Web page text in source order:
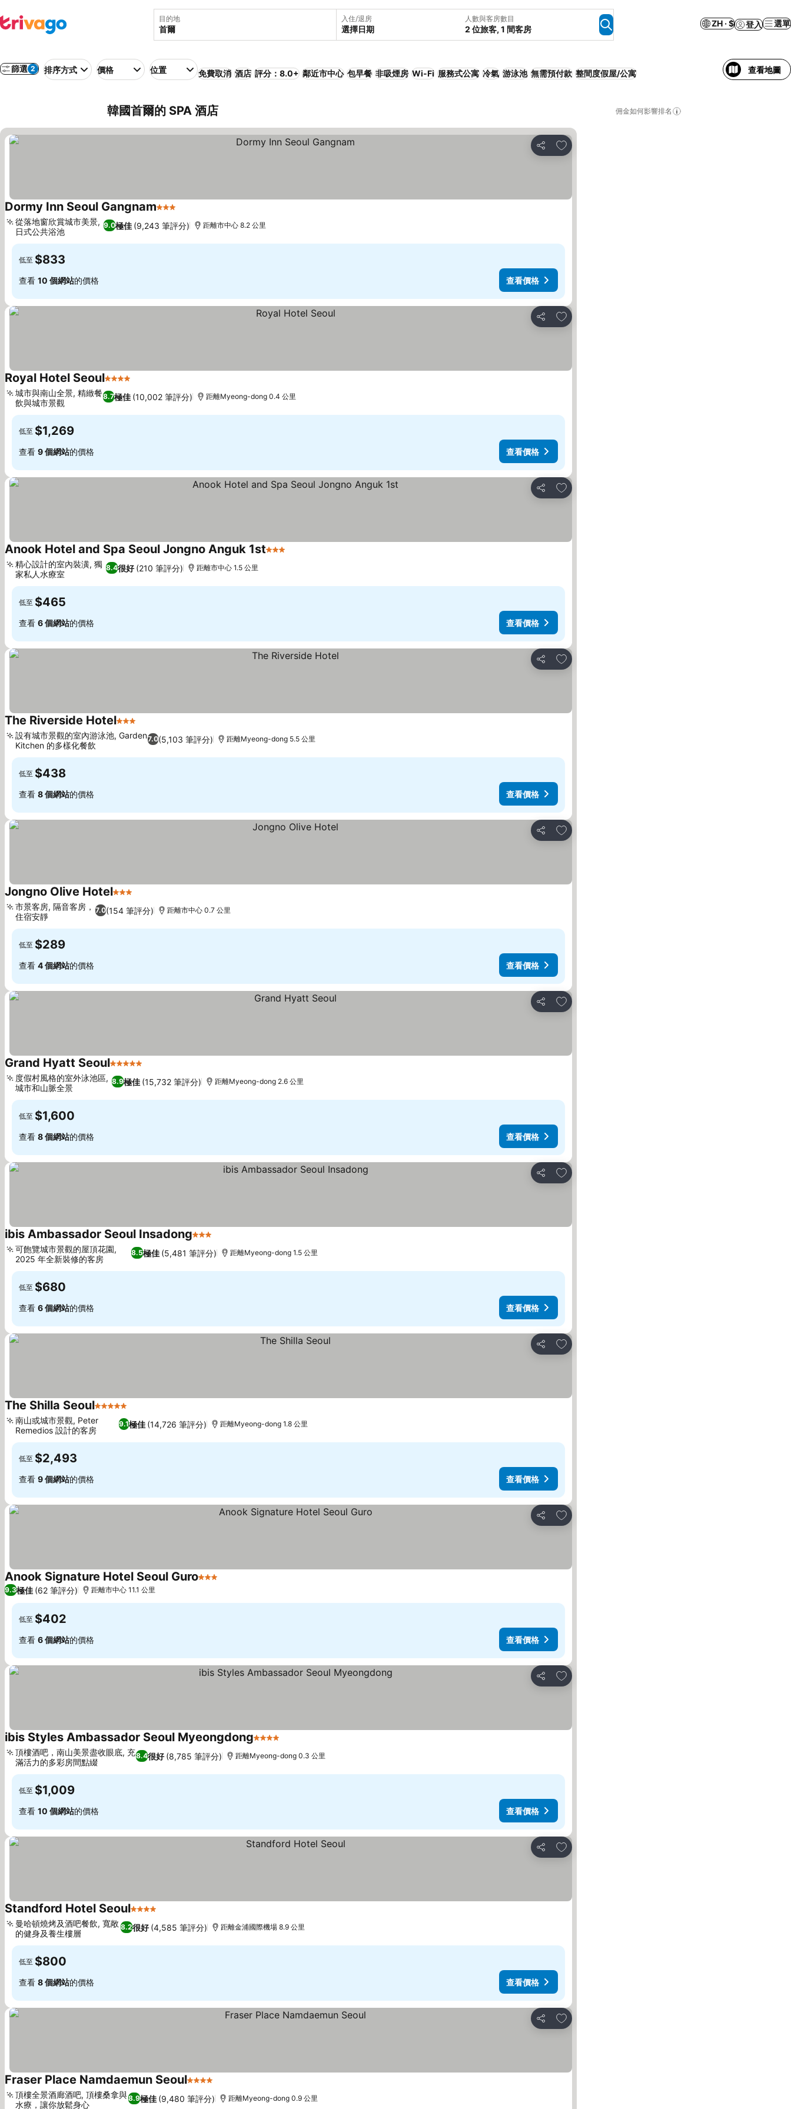
目的地 入住/退房
選擇日期
人數與客房數目
2 位旅客, 1 間客房
ZH · $ 登入 選單
篩選 2 排序方式 價格 位置 免費取消 酒店 評分：8.0+ 鄰近市中心 包早餐 非吸煙房 Wi-Fi 服務式公寓 冷氣 游泳池 無需預付款 整間度假屋/公寓 查看地圖
韓國首爾的 SPA 酒店 佣金如何影響排名
分享
放到收藏夾
Dormy Inn Seoul Gangnam3 星級
9.0極佳 (9,243 筆評分)
從落地窗欣賞城市美景,
日式公共浴池
距離市中心 8.2 公里
低至 $833
查看 10 個網站的價格 查看價格
分享
放到收藏夾
Royal Hotel Seoul4 星級
8.7極佳 (10,002 筆評分)
城市與南山全景, 精緻餐
飲與城市景觀
距離Myeong-dong 0.4 公里
低至 $1,269
查看 9 個網站的價格 查看價格
分享
放到收藏夾
Anook Hotel and Spa Seoul Jongno Anguk 1st3 星級
8.4很好 (210 筆評分)
精心設計的室內裝潢, 獨
家私人水療室
距離市中心 1.5 公里
低至 $465
查看 6 個網站的價格 查看價格
分享
放到收藏夾
The Riverside Hotel3 星級
7.0(5,103 筆評分)
設有城市景觀的室內游泳池, Garden
Kitchen 的多樣化餐飲
距離Myeong-dong 5.5 公里
低至 $438
查看 8 個網站的價格 查看價格
分享
放到收藏夾
Jongno Olive Hotel3 星級
7.0(154 筆評分)
市景客房, 隔音客房，
住宿安靜
距離市中心 0.7 公里
低至 $289
查看 4 個網站的價格 查看價格
分享
放到收藏夾
Grand Hyatt Seoul5 星級
8.9極佳 (15,732 筆評分)
度假村風格的室外泳池區,
城市和山脈全景
距離Myeong-dong 2.6 公里
低至 $1,600
查看 8 個網站的價格 查看價格
分享
放到收藏夾
ibis Ambassador Seoul Insadong3 星級
8.5極佳 (5,481 筆評分)
可飽覽城市景觀的屋頂花園,
2025 年全新裝修的客房
距離Myeong-dong 1.5 公里
低至 $680
查看 6 個網站的價格 查看價格
分享
放到收藏夾
The Shilla Seoul5 星級
9.1極佳 (14,726 筆評分)
南山或城市景觀, Peter
Remedios 設計的客房
距離Myeong-dong 1.8 公里
低至 $2,493
查看 9 個網站的價格 查看價格
分享
放到收藏夾
Anook Signature Hotel Seoul Guro3 星級
9.3極佳 (62 筆評分) 距離市中心 11.1 公里
低至 $402
查看 6 個網站的價格 查看價格
分享
放到收藏夾
ibis Styles Ambassador Seoul Myeongdong4 星級
8.4很好 (8,785 筆評分)
頂樓酒吧，南山美景盡收眼底, 充
滿活力的多彩房間點綴
距離Myeong-dong 0.3 公里
低至 $1,009
查看 10 個網站的價格 查看價格
分享
放到收藏夾
Standford Hotel Seoul4 星級
8.2很好 (4,585 筆評分)
曼哈頓燒烤及酒吧餐飲, 寬敞
的健身及養生樓層
距離金浦國際機場 8.9 公里
低至 $800
查看 8 個網站的價格 查看價格
分享
放到收藏夾
Fraser Place Namdaemun Seoul4 星級
8.9極佳 (9,480 筆評分)
頂樓全景酒廊酒吧, 頂樓桑拿與
水療，讓你放鬆身心
距離Myeong-dong 0.9 公里